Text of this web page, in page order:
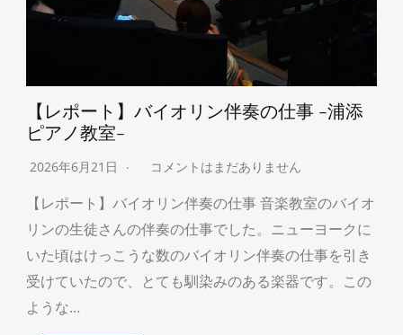
【レポート】バイオリン伴奏の仕事 -浦添
ピアノ教室-
2026年6月21日 コメントはまだありません
【レポート】バイオリン伴奏の仕事 音楽教室のバイオ
リンの生徒さんの伴奏の仕事でした。ニューヨークに
いた頃はけっこうな数のバイオリン伴奏の仕事を引き
受けていたので、とても馴染みのある楽器です。この
ような…